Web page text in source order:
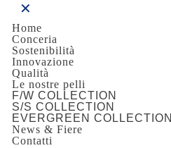
✕
Home
Conceria
Sostenibilità
Innovazione
Qualità
Le nostre pelli
F/W COLLECTION
S/S COLLECTION
EVERGREEN COLLECTION
News & Fiere
Contatti